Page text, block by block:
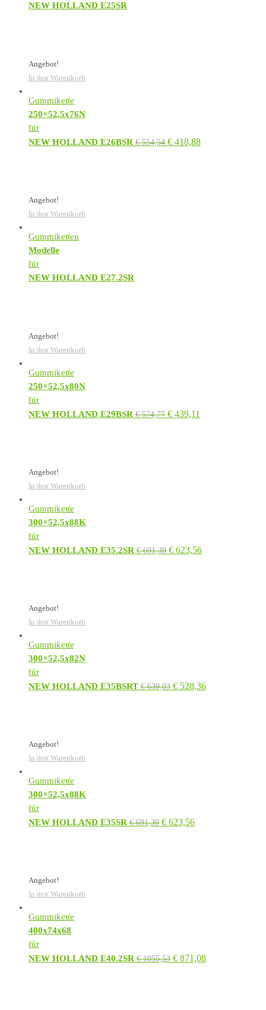
NEW HOLLAND E25SR
Angebot!
In den Warenkorb
Gummikette
250×52,5x76N
für
NEW HOLLAND E26BSR €554,54 € 418,88
Angebot!
In den Warenkorb
Gummiketten
Modelle
für
NEW HOLLAND E27.2SR
Angebot!
In den Warenkorb
Gummikette
250×52,5x80N
für
NEW HOLLAND E29BSR €574,77 € 439,11
Angebot!
In den Warenkorb
Gummikette
300×52,5x88K
für
NEW HOLLAND E35.2SR €691,39 € 623,56
Angebot!
In den Warenkorb
Gummikette
300×52,5x82N
für
NEW HOLLAND E35BSRT €639,03 € 528,36
Angebot!
In den Warenkorb
Gummikette
300×52,5x88K
für
NEW HOLLAND E35SR €691,39 € 623,56
Angebot!
In den Warenkorb
Gummikette
400x74x68
für
NEW HOLLAND E40.2SR €1055,53 € 871,08